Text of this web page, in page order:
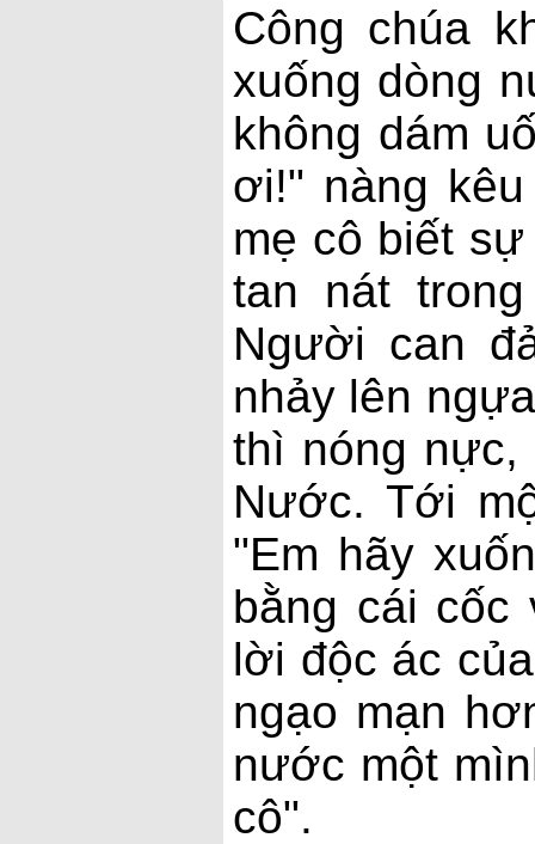
Công chúa
xuống dòng
không dám
ơi!" nàng
mẹ cô biết
tan nát
Người can
nhảy lên
thì nóng nực,
Nước. Tới
"Em hãy
bằng cái cốc
lời độc ác
ngạo mạn
nước một
cô".